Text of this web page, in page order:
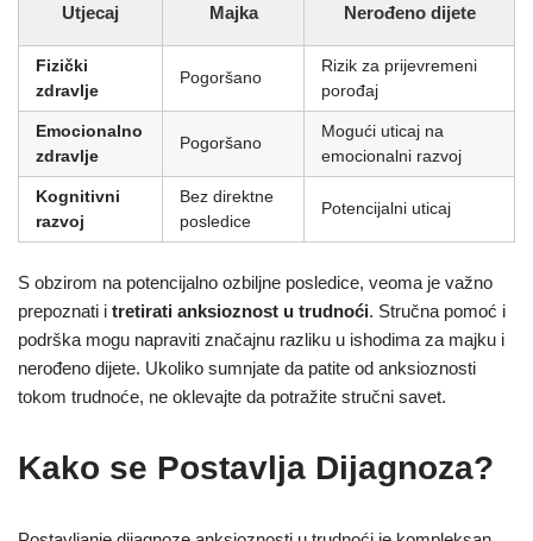
Utjecaj Majka Nerođeno dijete
Fizički
zdravlje
Pogoršano
Rizik za prijevremeni
porođaj
Emocionalno
zdravlje
Pogoršano
Mogući uticaj na
emocionalni razvoj
Kognitivni
razvoj
Bez direktne
posledice
Potencijalni uticaj
S obzirom na potencijalno ozbiljne posledice, veoma je važno
prepoznati i tretirati anksioznost u trudnoći. Stručna pomoć i
podrška mogu napraviti značajnu razliku u ishodima za majku i
nerođeno dijete. Ukoliko sumnjate da patite od anksioznosti
tokom trudnoće, ne oklevajte da potražite stručni savet.
Kako se Postavlja Dijagnoza?